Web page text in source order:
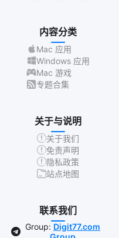
内容分类
Mac 应用
Windows 应用
Mac 游戏
专题合集
关于与说明
关于我们
免责声明
隐私政策
站点地图
联系我们
Group: Digit77.com